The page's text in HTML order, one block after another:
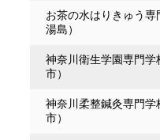
お茶の水はりきゅう
湯島）
神奈川衛生学園専門学
市）
神奈川柔整鍼灸専門
市）